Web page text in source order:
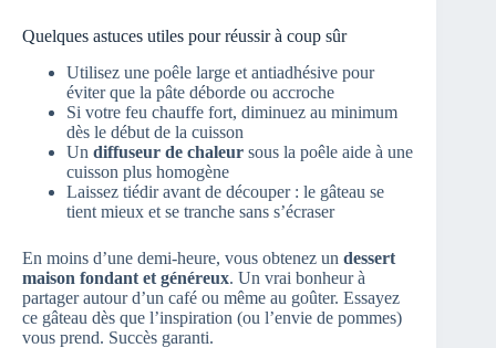
Quelques astuces utiles pour réussir à coup sûr
Utilisez une poêle large et antiadhésive pour
éviter que la pâte déborde ou accroche
Si votre feu chauffe fort, diminuez au minimum
dès le début de la cuisson
Un diffuseur de chaleur sous la poêle aide à une
cuisson plus homogène
Laissez tiédir avant de découper : le gâteau se
tient mieux et se tranche sans s’écraser
En moins d’une demi-heure, vous obtenez un dessert
maison fondant et généreux. Un vrai bonheur à
partager autour d’un café ou même au goûter. Essayez
ce gâteau dès que l’inspiration (ou l’envie de pommes)
vous prend. Succès garanti.